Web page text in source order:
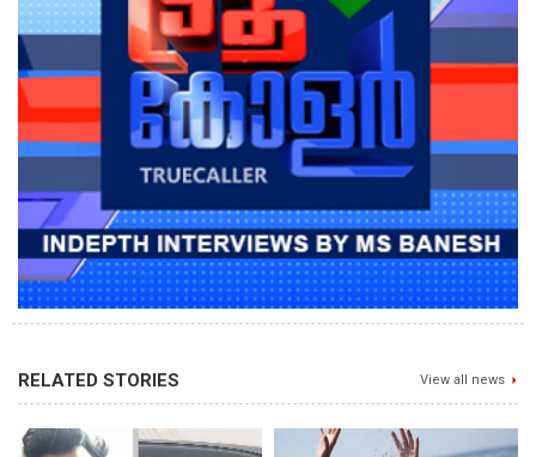
RELATED STORIES View all news